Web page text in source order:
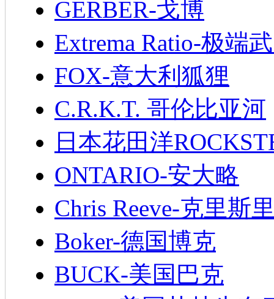
GERBER-戈博
Extrema Ratio-极端
FOX-意大利狐狸
C.R.K.T. 哥伦比亚河
日本花田洋
ONTARIO-安大略
Chris Reeve-克里斯
Boker-德国博克
BUCK-美国巴克